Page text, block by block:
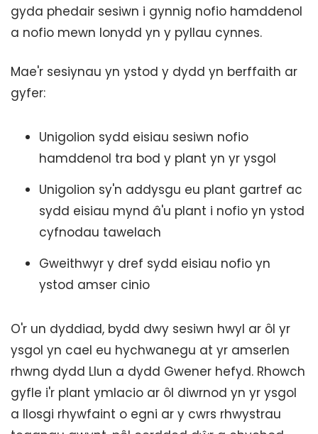
gyda phedair sesiwn i gynnig nofio hamddenol
a nofio mewn lonydd yn y pyllau cynnes.
Mae'r sesiynau yn ystod y dydd yn berffaith ar
gyfer:
Unigolion sydd eisiau sesiwn nofio
hamddenol tra bod y plant yn yr ysgol
Unigolion sy'n addysgu eu plant gartref ac
sydd eisiau mynd â'u plant i nofio yn ystod
cyfnodau tawelach
Gweithwyr y dref sydd eisiau nofio yn
ystod amser cinio
O'r un dyddiad, bydd dwy sesiwn hwyl ar ôl yr
ysgol yn cael eu hychwanegu at yr amserlen
rhwng dydd Llun a dydd Gwener hefyd. Rhowch
gyfle i'r plant ymlacio ar ôl diwrnod yn yr ysgol
a llosgi rhywfaint o egni ar y cwrs rhwystrau